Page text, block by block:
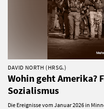
DAVID NORTH (HRSG.)
Wohin geht Amerika?
Sozialismus
Die Ereignisse vom Januar 2026 in